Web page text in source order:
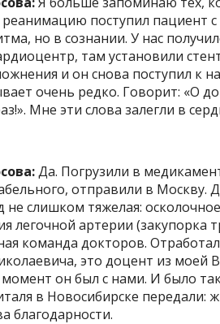
реанимацию поступил пациент
но в сознании. У нас
там установили
и он снова поступил к
очень редко. Говорит: «О
Мне эти слова залегли в
Да. Погрузили в
отправили в Москву.
не слишком тяжелая:
легочной артерии (закупорка
команда докторов.
это доцент из
он был с нами. И было
в Новосибирске
благодарности.